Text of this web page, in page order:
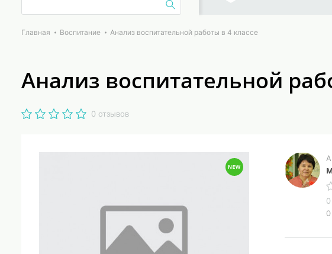
Главная Воспитание Анализ воспитательной работы в 4 классе
Анализ воспитательной
0 отзывов